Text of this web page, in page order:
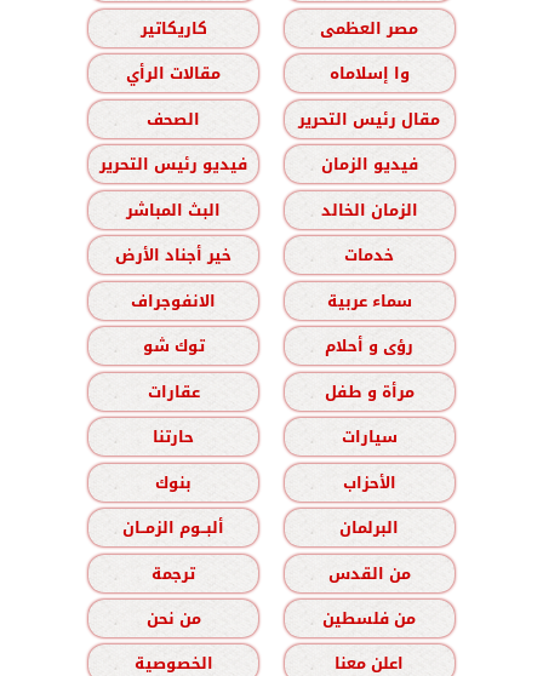
مصر العظمى
كاريكاتير
وا إسلاماه
مقالات الرأي
مقال رئيس التحرير
الصحف
فيديو الزمان
فيديو رئيس التحرير
الزمان الخالد
البث المباشر
خدمات
خير أجناد الأرض
سماء عربية
الانفوجراف
رؤى و أحلام
توك شو
مرأة و طفل
عقارات
سيارات
حارتنا
الأحزاب
بنوك
البرلمان
ألبــوم الزمــان
من القدس
ترجمة
من فلسطين
من نحن
اعلن معنا
الخصوصية